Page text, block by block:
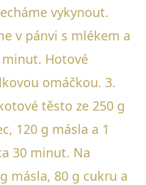
vykynout.
v pánvi s mlékem a
Hotové
omáčkou. 3.
těsto ze 250 g
120 g másla a 1
30 minut. Na
másla, 80 g cukru a